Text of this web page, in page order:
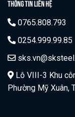
THÔNG TIN LIÊN HỆ
0765.808.793
0254.999.99.85
Lô VIII-3 Khu
Phường Mỹ Xuân,